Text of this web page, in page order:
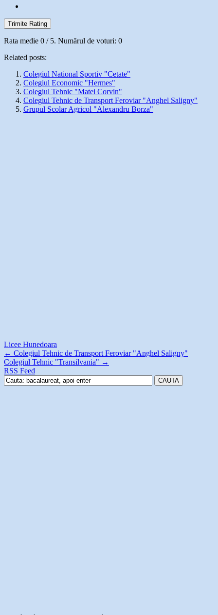
Trimite Rating
Rata medie 0 / 5. Numărul de voturi: 0
Related posts:
Colegiul National Sportiv "Cetate"
Colegiul Economic "Hermes"
Colegiul Tehnic "Matei Corvin"
Colegiul Tehnic de Transport Feroviar "Anghel Saligny"
Grupul Scolar Agricol "Alexandru Borza"
Licee Hunedoara
← Colegiul Tehnic de Transport Feroviar "Anghel Saligny"
Colegiul Tehnic "Transilvania" →
RSS Feed